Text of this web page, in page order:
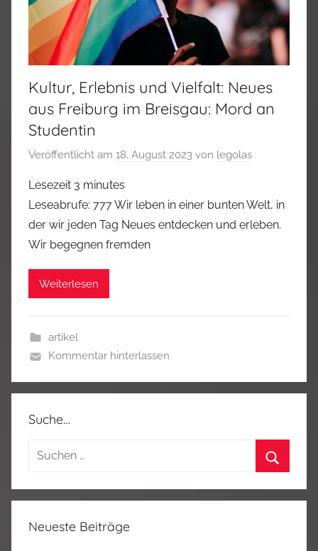
Kultur, Erlebnis und Vielfalt: Neues
aus Freiburg im Breisgau: Mord an
Studentin
Veröffentlicht am 18. August 2023 von legolas
Lesezeit 3 minutes
Leseabrufe: 777 Wir leben in einer bunten Welt, in
der wir jeden Tag Neues entdecken und erleben.
Wir begegnen fremden
Weiterlesen
artikel
Kommentar hinterlassen
Suche…
Suchen
Neueste Beiträge